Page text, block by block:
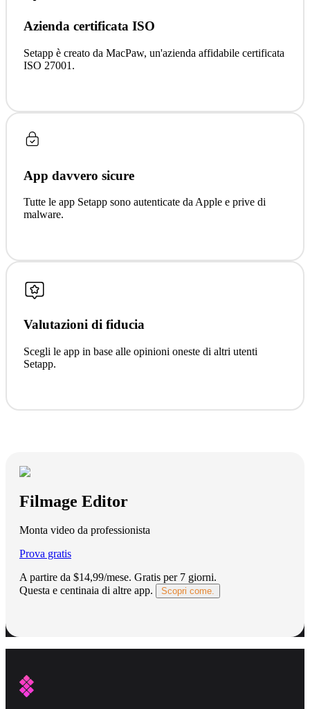
Azienda certificata ISO
Setapp è creato da MacPaw, un'azienda affidabile certificata
ISO 27001.
App davvero sicure
Tutte le app Setapp sono autenticate da Apple e prive di
malware.
Valutazioni di fiducia
Scegli le app in base alle opinioni oneste di altri utenti
Setapp.
Filmage Editor
Monta video da professionista
Prova gratis
A partire da $14,99/mese. Gratis per 7 giorni.
Questa e centinaia di altre app.
Scopri come.